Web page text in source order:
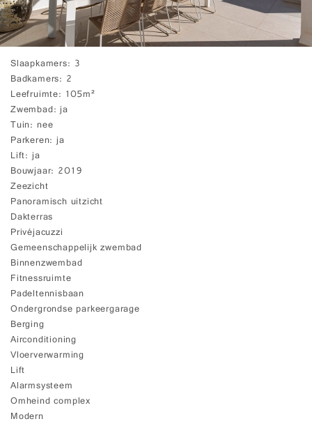
Slaapkamers 3
Badkamers 2
Leefruimte 105m²
Zwembad ja
Tuin nee
Parkeren ja
Lift ja
Bouwjaar 2019
Zeezicht
Panoramisch uitzicht
Dakterras
Privéjacuzzi
Gemeenschappelijk zwembad
Binnenzwembad
Fitnessruimte
Padeltennisbaan
Ondergrondse parkeergarage
Berging
Airconditioning
Vloerverwarming
Lift
Alarmsysteem
Omheind complex
Modern